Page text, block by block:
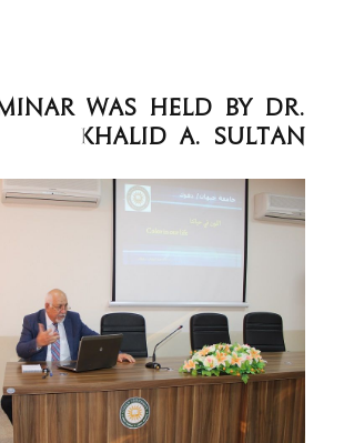
was held by Dr.
Khalid A. Sultan